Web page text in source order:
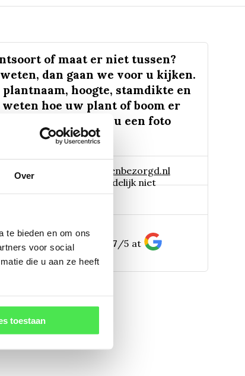
Over
te bieden en om ons
voor social
die u aan ze heeft
toestaan
of maat er niet tussen?
dan gaan we voor u kijken.
hoogte, stamdikte en
hoe uw plant of boom er
ziet? We kunnen u een foto
info@tuinplantenbezorgd.nl
06 45 601 508 (tijdelijk niet
customers give us a 4.7 /5 at